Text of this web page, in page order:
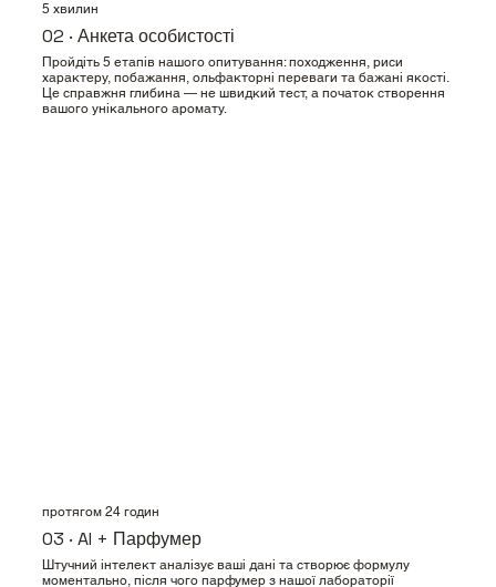
5 хвилин
02 · Анкета особистості
Пройдіть 5 етапів нашого опитування: походження, риси
характеру, побажання, ольфакторні переваги та бажані якості.
Це справжня глибина — не швидкий тест, а початок створення
вашого унікального аромату.
протягом 24 годин
03 · AI + Парфумер
Штучний інтелект аналізує ваші дані та створює формулу
моментально, після чого парфумер з нашої лабораторії